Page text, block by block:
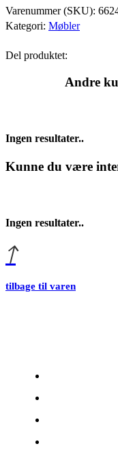
Varenummer (SKU):
Kategori: Møbler
Del produktet:
Andre
Ingen resultater..
Kunne du være
Ingen resultater..
tilbage til varen